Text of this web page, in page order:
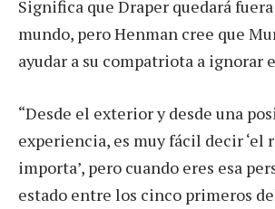
Significa que Draper quedará
mundo, pero Henman cree que
ayudar a su compatriota a ignorar
“Desde el exterior y desde una
experiencia, es muy fácil decir ‘el
importa’, pero cuando eres esa
estado entre los cinco primeros